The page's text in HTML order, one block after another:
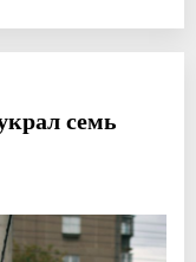
семь